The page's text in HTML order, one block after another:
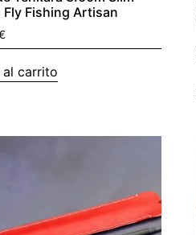
Fly Fishing Artisan
al carrito